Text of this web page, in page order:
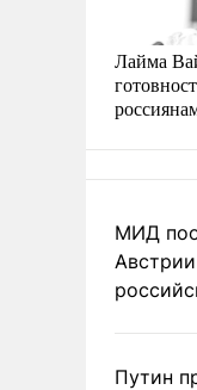
Лайма
МИД
Путин